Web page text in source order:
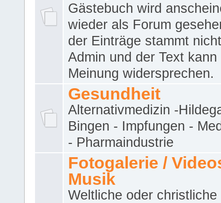
Gästebuch wird
wieder als Forum
der Einträge stammt
Admin und der Text kann
Meinung widersprechen.
Gesundheit
Alternativmedizin -
Bingen - Impfungen -
- Pharmaindustrie
Fotogalerie /
Musik
Weltliche oder christliche